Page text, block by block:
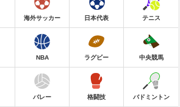
海外サッカー 日本代表 テニス
NBA ラグビー 中央競馬
バレー 格闘技 バドミントン